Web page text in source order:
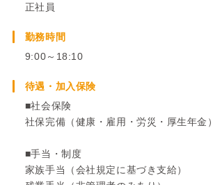
正社員
勤務時間
9:00～18:10
待遇・加入保険
■社会保険
社保完備（健康・雇用・労災・厚生年金）
■手当・制度
家族手当（会社規定に基づき支給）